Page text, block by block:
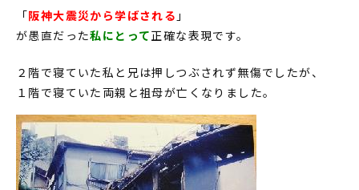
「阪神大震災から学ばされる 」
が愚直だった私にとって正確な表現です。
２階で寝ていた私と兄は押しつぶされず無傷でしたが、
１階で寝ていた両親と祖母が亡くなりました。